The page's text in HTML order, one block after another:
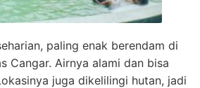
paling enak berendam di
Cangar. Airnya alami dan bisa
juga dikelilingi hutan, jadi